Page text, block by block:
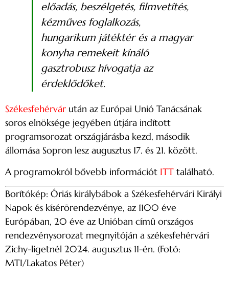
előadás, beszélgetés, filmvetítés,
kézműves foglalkozás,
hungarikum játéktér és a magyar
konyha remekeit kínáló
gasztrobusz hívogatja az
érdeklődőket.
Székesfehérvár után az Európai Unió Tanácsának
soros elnöksége jegyében útjára indított
programsorozat országjárásba kezd, második
állomása Sopron lesz augusztus 17. és 21. között.
A programokról bővebb információt ITT található.
Borítókép: Óriás királybábok a Székesfehérvári Királyi
Napok és kísérõrendezvénye, az 1100 éve
Európában, 20 éve az Unióban címû országos
rendezvénysorozat megnyitóján a székesfehérvári
Zichy-ligetnél 2024. augusztus 11-én. (Fotó:
MTI/Lakatos Péter)